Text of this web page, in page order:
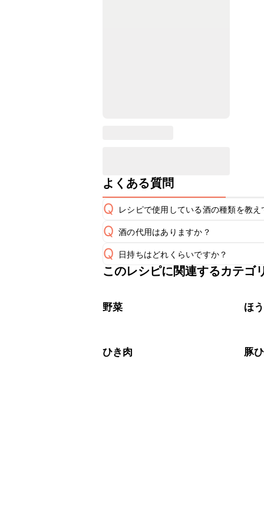
よくある質問
Q レシピで使用している酒の種類を教え
A
Q 酒の代用はありますか？
A
Q 日持ちはどれくらいですか？
保存期間は冷蔵で翌日中が目安です
※日持ちは目安です。
このレシピに関連するカテゴ
野菜 ほ
ひき肉 豚